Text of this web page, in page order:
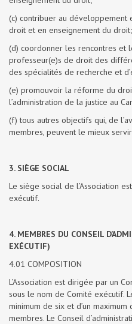
(c) contribuer au
droit et en enseignement du droit;
(d) coordonner les rencontres et
professeur(e)s de droit des
des spécialités de recherche et
(e) promouvoir la réforme du
l’administration de la justice au
(f) tous autres objectifs qui, de
membres, peuvent le mieux
3. SIÈGE SOCIAL
Le siège social de l’Association
exécutif.
4. MEMBRES DU CONSEIL
EXÉCUTIF)
4.01 COMPOSITION
L’Association est dirigée par un
sous le nom de Comité exécutif.
minimum de six et d’un
membres. Le Conseil